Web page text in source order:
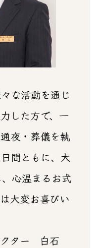
な活動を通じ
した方で、一
夜・葬儀を執
間ともに、大
心温まるお式
大変お喜びい
クター 白石